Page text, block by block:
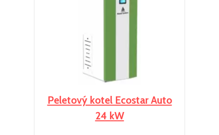
Peletový kotel Ecostar Auto
24 kW